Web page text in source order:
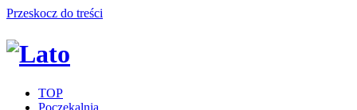
Przeskocz do treści
TOP
Poczekalnia